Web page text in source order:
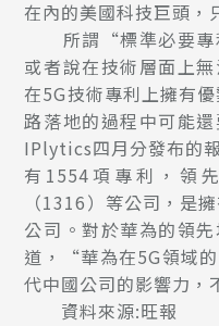
在內的美國科技巨頭，
所謂“標準必要專
或者說在技術層面上
在5G技術專利上擁有
路落地的過程中可能
IPlytics四月分發布的
有1554項專利，領
（1316）等公司，是
公司。對於華為的領
道，“華為在5G領域
代中國公司的影響力，
資料來源:旺報